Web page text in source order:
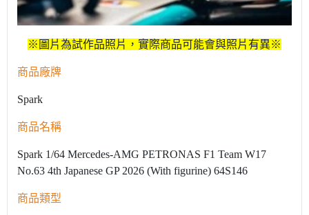
※圖片為試作品照片，實際商品可能會與照片有異※
商品廠牌
Spark
商品名稱
Spark 1/64 Mercedes-AMG PETRONAS F1 Team W17
No.63 4th Japanese GP 2026 (With figurine) 64S146
商品類型